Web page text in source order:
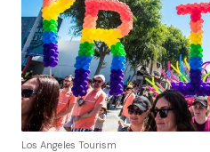
Los Angeles Tourism